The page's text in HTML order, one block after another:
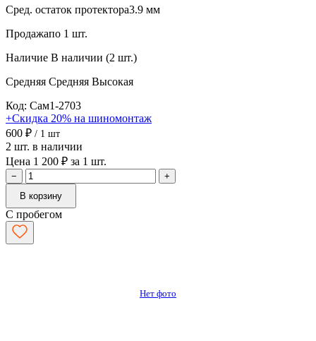
Сред. остаток протектора3.9 мм
Продажапо 1 шт.
Наличие В наличии (2 шт.)
Средняя Средняя Высокая
Код: Сам1-2703
+Скидка 20% на шиномонтаж
600 ₽ / 1 шт
2 шт. в наличии
Цена 1 200 ₽ за 1 шт.
−
+
В корзину
С пробегом
Нет фото